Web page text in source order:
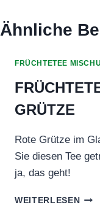
Ähnliche
FRÜCHTETEE
GRÜTZE
Rote Grütze im
Sie diesen Tee
ja, das geht!
WEITERLESEN